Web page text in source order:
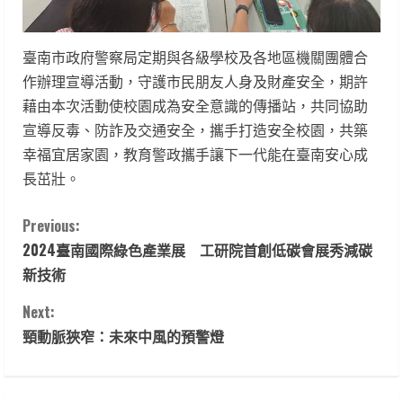
臺南市政府警察局定期與各級學校及各地區機關團體合
作辦理宣導活動，守護市民朋友人身及財產安全，期許
藉由本次活動使校園成為安全意識的傳播站，共同協助
宣導反毒、防詐及交通安全，攜手打造安全校園，共築
幸福宜居家園，教育警政攜手讓下一代能在臺南安心成
長茁壯。
C
o
n
t
Previous:
2024臺南國際綠色產業展 工研院首創低碳會展秀減碳
新技術
Next:
頸動脈狹窄：未來中風的預警燈